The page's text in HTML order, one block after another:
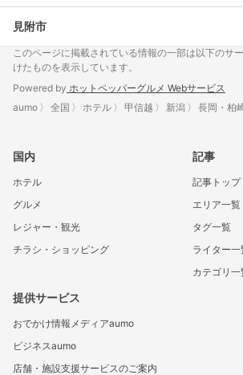
見附市
このページに掲載されている情報の一部は以下のサ
けたものを表示しています。
Powered by ホットペッパーグルメ Webサービス
aumo
全国 ホテル 甲信越 新潟 長岡・柏
国内
ホテル
グルメ
レジャー・観光
チラシ・ショッピング
記事
記事トップ
エリア一覧
タグ一覧
ライター一
カテゴリ一
提供サービス
おでかけ情報メディアaumo
ビジネスaumo
店舗・施設支援サービスのご案内